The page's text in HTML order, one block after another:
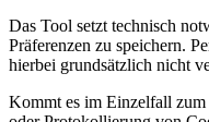
Das Tool setzt technisch
Präferenzen zu speichern.
hierbei grundsätzlich nicht
Kommt es im Einzelfall